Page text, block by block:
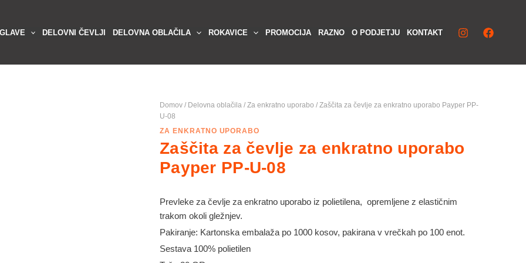
DELOVNI ČEVLJI DELOVNA OBLAČILA ROKAVICE PROMOCIJA RAZNO O PODJETJU KONTAKT
Domov / Delovna oblačila / Za enkratno uporabo / Zaščita za čevlje za enkratno uporabo Payper PP-
U-08
ZA ENKRATNO UPORABO
Zaščita za čevlje za enkratno uporabo
Payper PP-U-08
Prevleke za čevlje za enkratno uporabo iz polietilena, opremljene z elastičnim
trakom okoli gležnjev.
Pakiranje: Kartonska embalaža po 1000 kosov, pakirana v vrečkah po 100 enot.
Sestava 100% polietilen